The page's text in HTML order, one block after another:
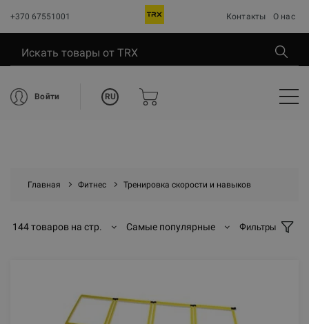
+370 67551001 Контакты О нас
Войти RU
Главная Фитнес Тренировка скорости и навыков
144 товаров на стр. Самые популярные Фильтры